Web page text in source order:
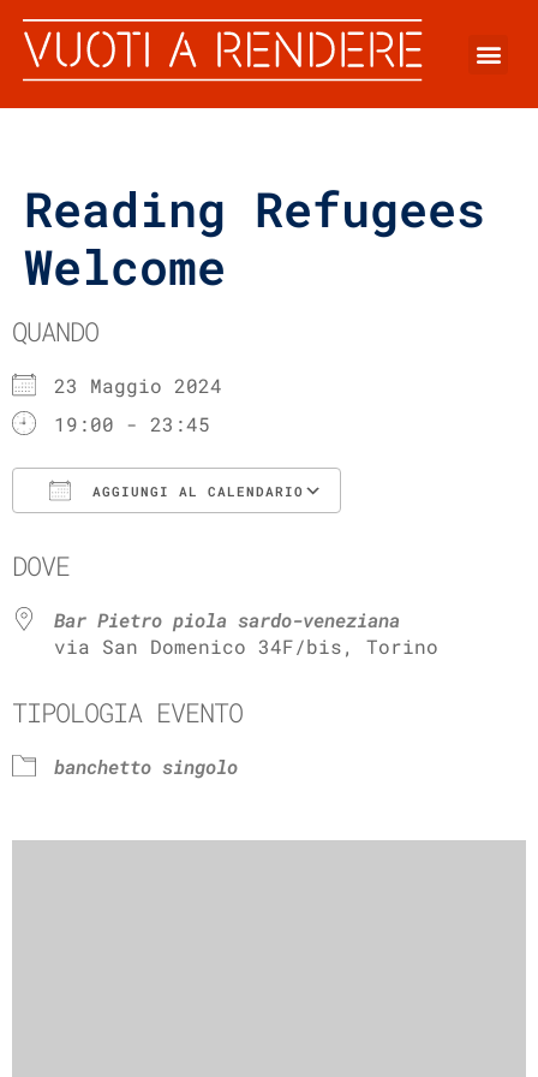
Reading Refugees
Welcome
QUANDO
23 Maggio 2024
19:00 - 23:45
AGGIUNGI AL CALENDARIO
DOVE
Bar Pietro piola sardo-veneziana
via San Domenico 34F/bis, Torino
TIPOLOGIA EVENTO
banchetto singolo